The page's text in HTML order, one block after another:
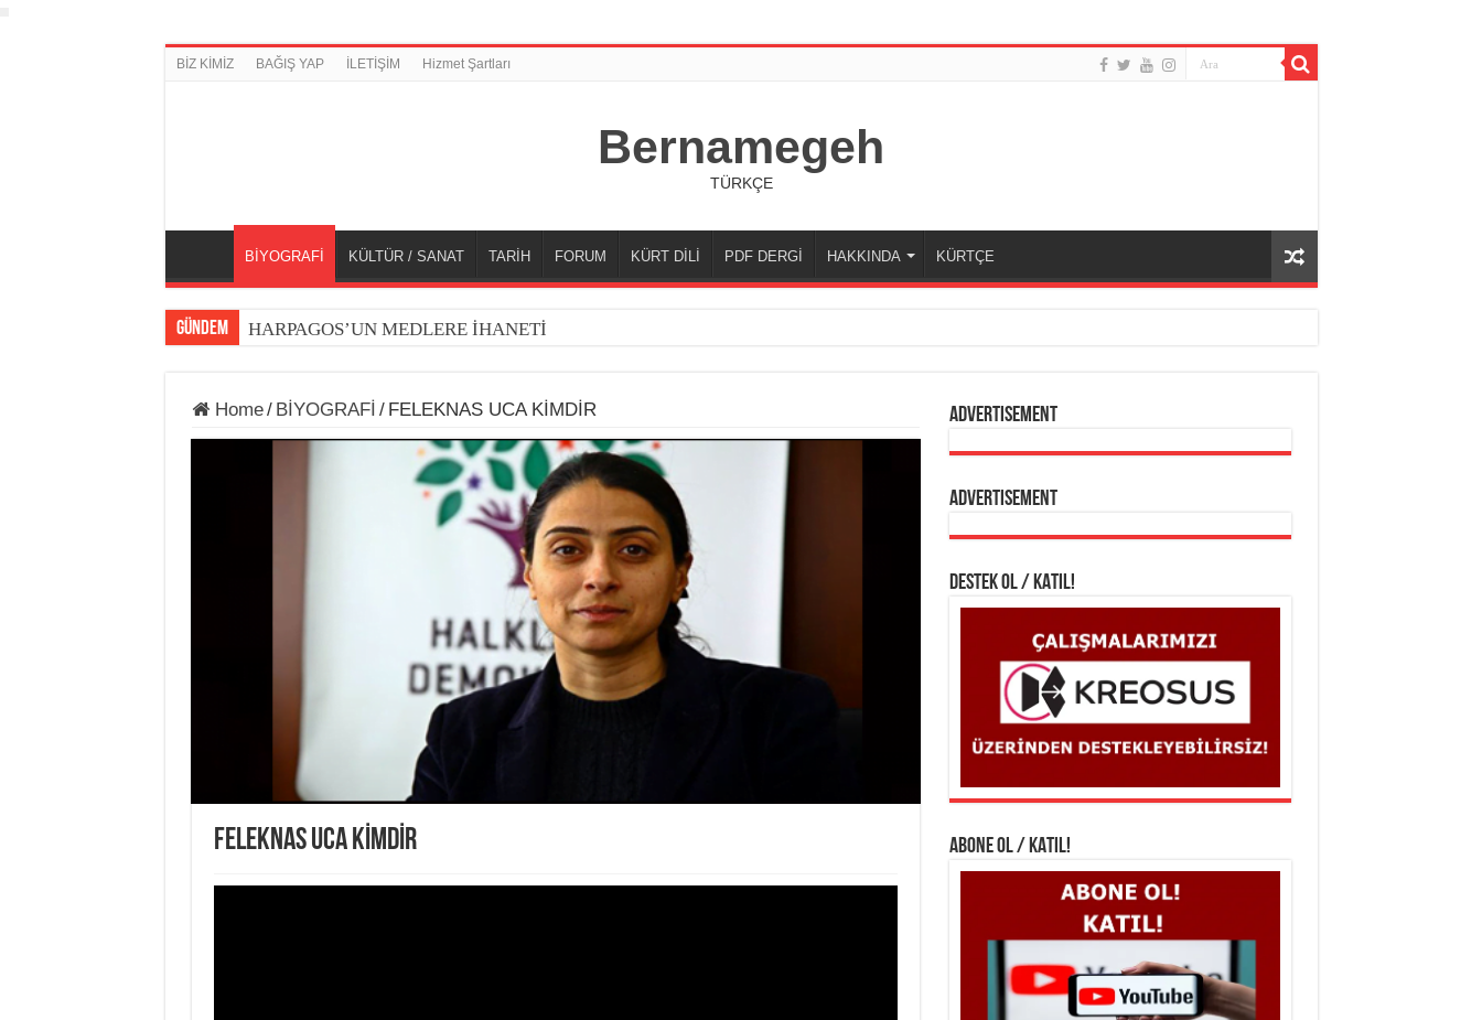
BİZ KİMİZ BAĞIŞ YAP İLETİŞİM Hizmet Şartları
Bernamegeh
TÜRKÇE
BİYOGRAFİ KÜLTÜR / SANAT TARİH FORUM KÜRT DİLİ PDF DERGİ HAKKINDA KÜRTÇE
GÜNDEM HARPAGOS’UN MEDLERE İHANETİ
Home/ BİYOGRAFİ / FELEKNAS UCA KİMDİR
FELEKNAS UCA KİMDİR
Advertisement
Advertisement
DESTEK OL / KATIL!
ABONE OL / KATIL!